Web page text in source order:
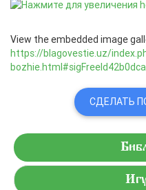
View the embedded image
https://blagovestie.uz/
СДЕЛАТЬ